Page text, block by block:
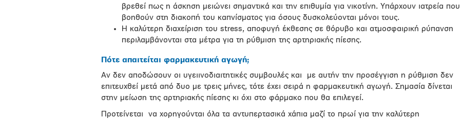
βρεθεί πως η άσκηση μειώνει σημαντικά και την επιθυμία για νικοτίνη. Υπάρχουν ιατρεία που
βοηθούν στη διακοπή του καπνίσματος για όσους δυσκολεύονται μόνοι τους.
Η καλύτερη διαχείριση του stress, αποφυγή έκθεσης σε θόρυβο και ατμοσφαιρική ρύπανση
περιλαμβάνονται στα μέτρα για τη ρύθμιση της αρτηριακής πίεσης.
Πότε απαιτείται φαρμακευτική αγωγή;
Αν δεν αποδώσουν οι υγειινοδιαιτητικές συμβουλές και με αυτήν την προσέγγιση η ρύθμιση δεν
επιτευχθεί μετά από δυο με τρεις μήνες, τότε έχει σειρά η φαρμακευτική αγωγή. Σημασία δίνεται
στην μείωση της αρτηριακής πίεσης κι όχι στο φάρμακο που θα επιλεγεί.
Προτείνεται να χορηγούνται όλα τα αντυπερτασικά χάπια μαζί το πρωί για την καλύτερη